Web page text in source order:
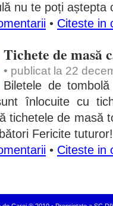
nu te poți aștepta
• Citeste in
Tichete de masă
• publicat la 22
Biletele de
înlocuite cu
tichetele de
Fericite tuturor!
• Citeste in